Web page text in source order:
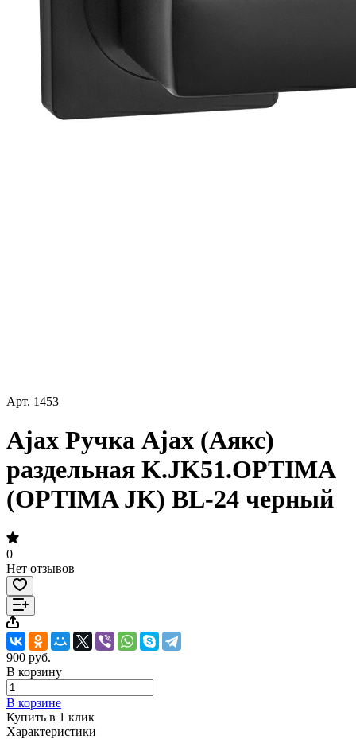
Арт. 1453
Ajax Ручка Ajax (Аякс)
раздельная K.JK51.OPTIMA
(OPTIMA JK) BL-24 черный
0
Нет отзывов
900 руб.
В корзину
В корзине
Купить в 1 клик
Характеристики